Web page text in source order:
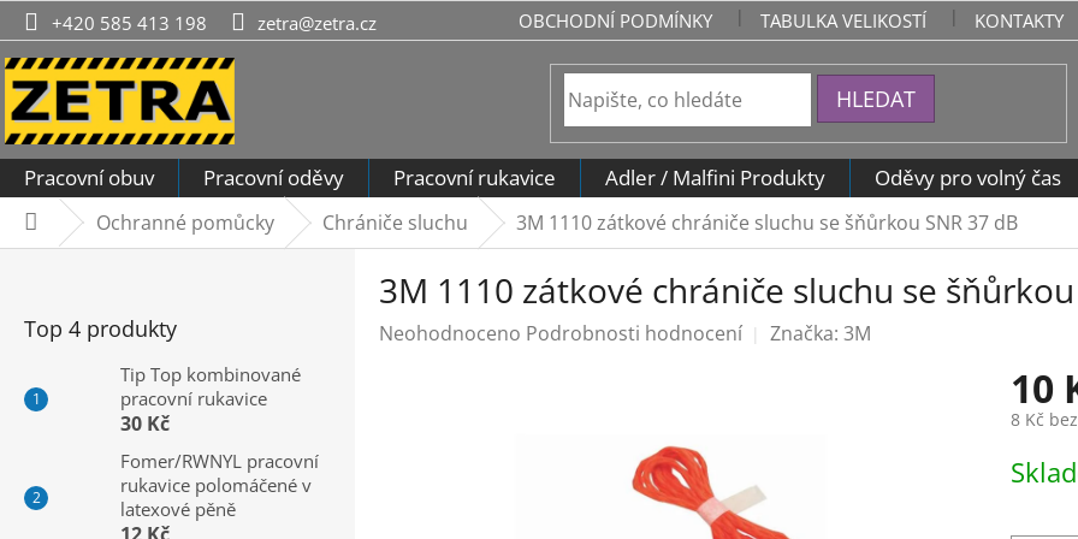
Přejít
na
obsah
+420 585 413 198 zetra@zetra.cz OBCHODNÍ PODMÍNKY TABULKA VELIKOSTÍ KONTAKTY
HLEDAT
Pracovní obuv Pracovní oděvy Pracovní rukavice Adler / Malfini Produkty Oděvy pro volný čas
DomůOchranné pomůcky Chrániče sluchu 3M 1110 zátkové chrániče sluchu se šňůrkou SNR 37 dB
Top 4 produkty
Tip Top kombinované
pracovní rukavice
30 Kč
Fomer/RWNYL pracovní
rukavice polomáčené v
latexové pěně
3M 1110 zátkové chrániče sluchu se šňůrkou
Průměrné
Neohodnoceno Podrobnosti hodnocení Značka: 3M
10
8 Kč
cena: